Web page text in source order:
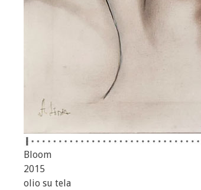
Bloom
2015
olio su tela